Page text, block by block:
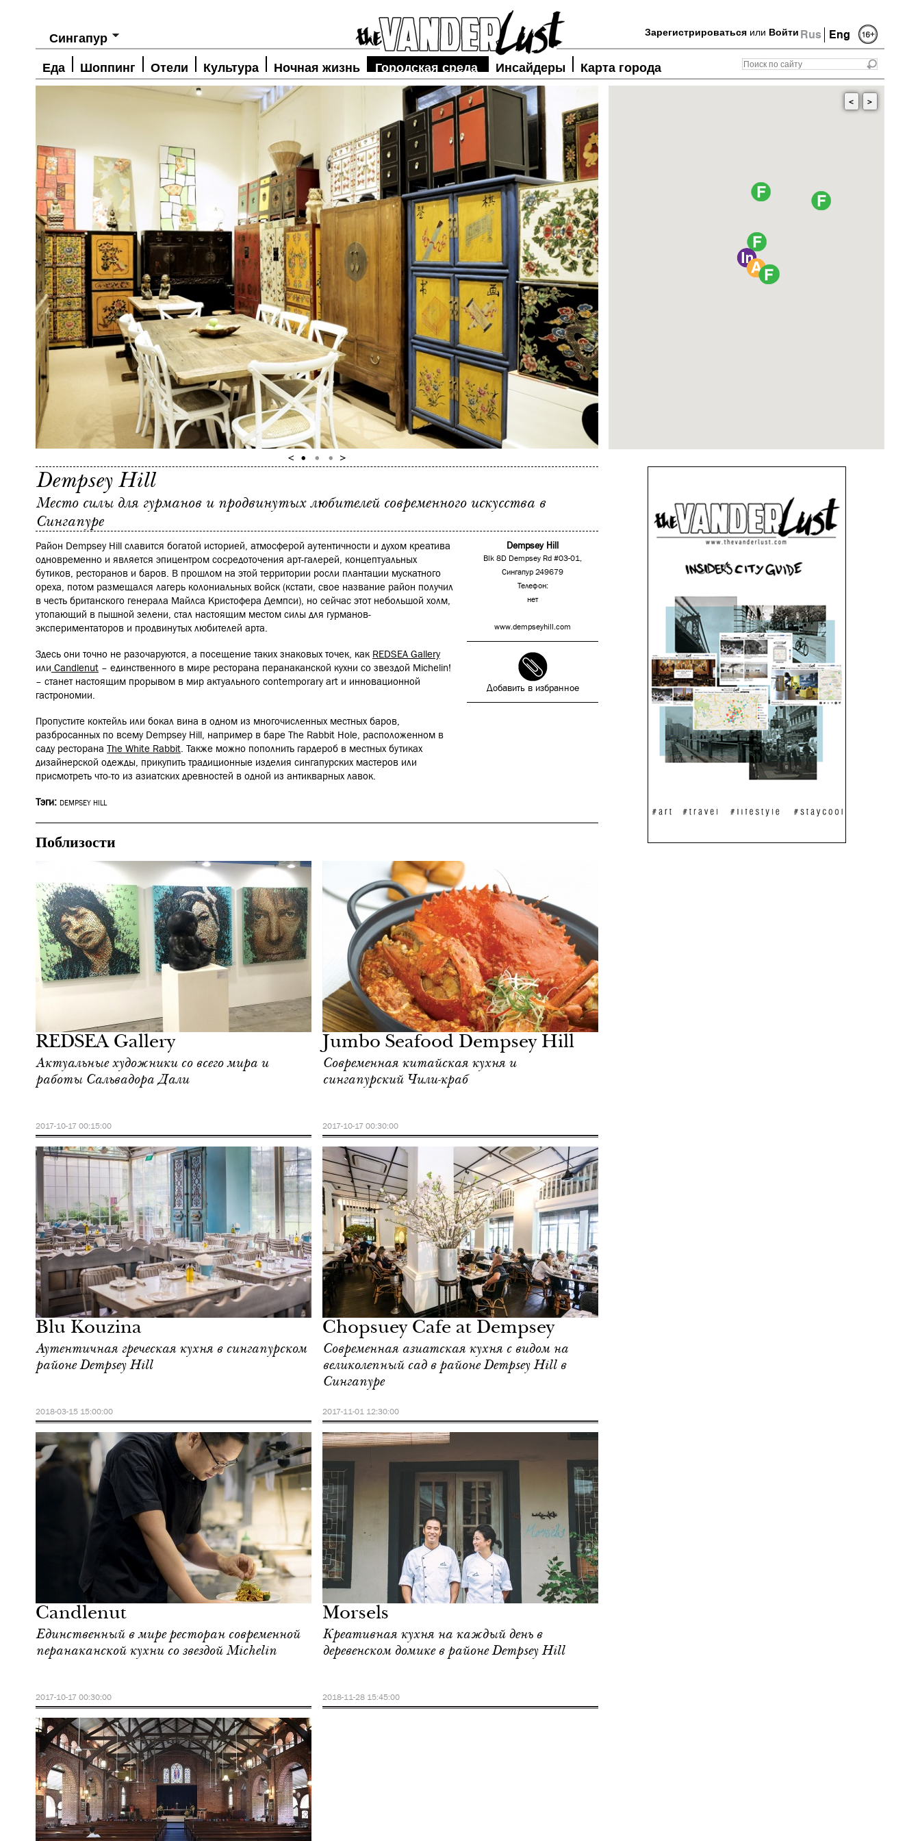
Rus Eng
Зарегистрироваться или Войти
Сингапур
Еда Шоппинг Отели Культура Ночная жизнь Городская среда Инсайдеры Карта города
< >
Dempsey Hill
Место силы для гурманов и продвинутых любителей современного искусства в
Сингапуре
Dempsey Hill
Blk 8D Dempsey Rd #03-01,
Сингапур 249679
Телефон:
нет
www.dempseyhill.com
Добавить в избранное
Район Dempsey Hill славится богатой историей, атмосферой аутентичности и духом креатива
одновременно и является эпицентром сосредоточения арт-галерей, концептуальных
бутиков, ресторанов и баров. В прошлом на этой территории росли плантации мускатного
ореха, потом размещался лагерь колониальных войск (кстати, свое название район получил
в честь британского генерала Майлса Кристофера Демпси), но сейчас этот небольшой холм,
утопающий в пышной зелени, стал настоящим местом силы для гурманов-
экспериментаторов и продвинутых любителей арта.
Здесь они точно не разочаруются, а посещение таких знаковых точек, как REDSEA Gallery
или Candlenut – единственного в мире ресторана перанаканской кухни со звездой Michelin!
– станет настоящим прорывом в мир актуального contemporary art и инновационной
гастрономии.
Пропустите коктейль или бокал вина в одном из многочисленных местных баров,
разбросанных по всему Dempsey Hill, например в баре The Rabbit Hole, расположенном в
саду ресторана The White Rabbit. Также можно пополнить гардероб в местных бутиках
дизайнерской одежды, прикупить традиционные изделия сингапурских мастеров или
присмотреть что-то из азиатских древностей в одной из антикварных лавок.
Тэги: DEMPSEY HILL
Поблизости
REDSEA Gallery
Актуальные художники со всего мира и
работы Сальвадора Дали
2017-10-17 00:15:00
Jumbo Seafood Dempsey Hill
Современная китайская кухня и
сингапурский Чили-краб
2017-10-17 00:30:00
Blu Kouzina
Аутентичная греческая кухня в сингапурском
районе Dempsey Hill
2018-03-15 15:00:00
Еда
Сингапур
Chopsuey Cafe at Dempsey
Современная азиатская кухня с видом на
великолепный сад в районе Dempsey Hill в
Сингапуре
2017-11-01 12:30:00
Candlenut
Единственный в мире ресторан современной
перанаканской кухни со звездой Michelin
2017-10-17 00:30:00
Сингапур
Morsels
Креативная кухня на каждый день в
деревенском домике в районе Dempsey Hill
2018-11-28 15:45:00